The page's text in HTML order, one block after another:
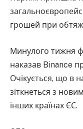
грошей при
Минулого тижня
наказав Binance
Очікується, що в
зіткнеться з
інших країнах ЄС.